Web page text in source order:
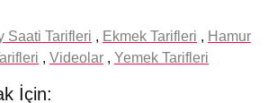
Saati Tarifleri , Ekmek Tarifleri , Hamur
, Videolar , Yemek Tarifleri
İçin: